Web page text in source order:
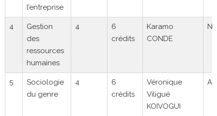
l’entreprise
4
Gestion
des
ressources
humaines
4
6
crédits
Karamo
CONDE
NR
5
Sociologie
du genre
4
6
crédits
Véronique
Viligué
KOIVOGUI
A